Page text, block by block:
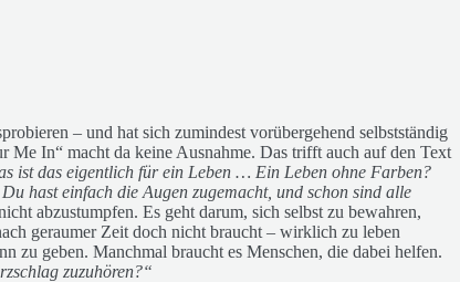
– und hat sich zumindest vorübergehend selbstständig
Me In“ macht da keine Ausnahme. Das trifft auch auf den Text
ist das eigentlich für ein Leben … Ein Leben ohne Farben?
Du hast einfach die Augen zugemacht, und schon sind alle
abzustumpfen. Es geht darum, sich selbst zu bewahren,
geraumer Zeit doch nicht braucht – wirklich zu leben
zu geben. Manchmal braucht es Menschen, die dabei helfen.
zuzuhören?“